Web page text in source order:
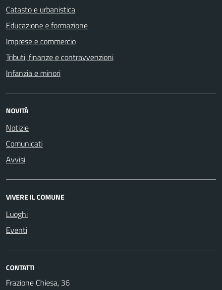
Catasto e urbanistica
Educazione e formazione
Imprese e commercio
Tributi, finanze e contravvenzioni
Infanzia e minori
NOVITÀ
Notizie
Comunicati
Avvisi
VIVERE IL COMUNE
Luoghi
Eventi
CONTATTI
Frazione Chiesa, 36